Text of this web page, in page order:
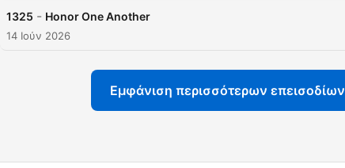
1325 - Honor One Another
14 Ιούν 2026
Εμφάνιση περισσότερων επεισοδίων